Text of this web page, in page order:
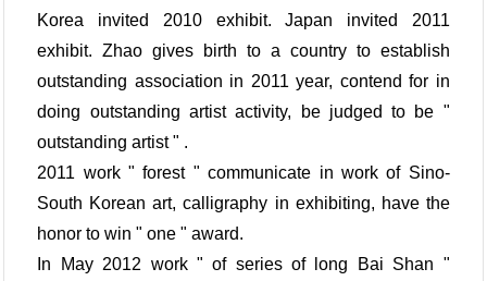
Korea invited 2010 exhibit. Japan invited 2011
exhibit. Zhao gives birth to a country to establish
outstanding association in 2011 year, contend for in
doing outstanding artist activity, be judged to be "
outstanding artist " .
2011 work " forest " communicate in work of Sino-
South Korean art, calligraphy in exhibiting, have the
honor to win " one " award.
In May 2012 work " of series of long Bai Shan "